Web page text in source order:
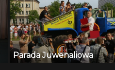
Parada Juwenaliowa